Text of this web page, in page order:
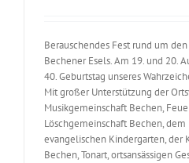
Berauschendes Fest rund um
Bechener Esels. Am 19. und 20.
40. Geburtstag unseres
Mit großer Unterstützung der
Musikgemeinschaft Bechen,
Löschgemeinschaft Bechen,
evangelischen Kindergarten, der
Bechen, Tonart, ortsansässigen